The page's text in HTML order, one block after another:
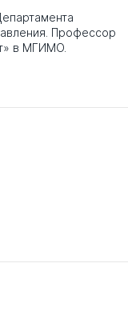
Профессор
в МГИМО.